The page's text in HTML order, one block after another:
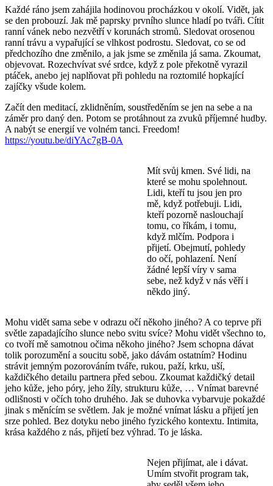
Každé ráno jsem zahájila hodinovou procházkou v okolí. Vidět, jak
se den probouzí. Jak mě paprsky prvního slunce hladí po tváři. Cítit
ranní vánek nebo nezvětří v korunách stromů. Sledovat orosenou
ranní trávu a vypařující se vlhkost podrostu. Sledovat, co se od
předchozího dne změnilo, a jak jsme se změnila já sama. Zkoumat,
objevovat. Rozechvívat své srdce, když z pole překotně vyrazil
ptáček, anebo jej naplňovat při pohledu na roztomilé hopkající
zajíčky všude kolem.
Začít den meditací, zklidněním, soustředěním se jen na sebe a na
záměr pro daný den. Potom se protáhnout za zvuků příjemné hudby.
A nabýt se energií ve volném tanci. Freedom!
https://youtu.be/diYAc7gB-0A
Mít svůj kmen. Své lidi, na
které se mohu spolehnout.
Lidi, kteří tu jsou jen pro
mě, když potřebuji. Lidi,
kteří pozorně naslouchají
tomu, co říkám, i tomu,
když mlčím. Podpora i
přijetí. Obejmutí, pohledy
do očí, pohlazení. Není
žádné lepší víry v sama
sebe, než když v nás věří i
někdo jiný.
Mohu vidět sama sebe v odrazu očí někoho jiného? A co teprve při
světle zapadajícího slunce nebo svitu svíce? Mohu vidět všechno to,
co tvoří mě samotnou očima někoho jiného? Jsem schopna dávat
tolik porozumění a soucitu sobě, jako dávám ostatním? Hodinu
strávit jemným pozorováním tváře, rukou, paží, krku, uší,
každičkého detailu partnera před sebou. Zkoumat každičký detail
jeho kůže, jeho póry, jeho žíly, strukturu kůže, … Vnímat barevné
odlišnosti v očích toho druhého. Jak se duhovka vybarvuje pokaždé
jinak s měnícím se světlem. Jak je možné vnímat lásku a přijetí jen
srze pohled. Bez dotyku nebo jiného fyzického kontextu. Intimita,
krása každého z nás, přijetí bez výhrad. To je láska.
Nejen přijímat, ale i dávat.
Umím stvořit program tak,